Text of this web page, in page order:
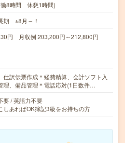
8時間 休憩1時間)
期 ※8月～！
円 月収例 203,200円～212,800円
仕訳伝票作成＊経費精算、会計ソフト入
理、備品管理＊電話応対(1日数件…
要 / 英語力不要
しあればOK簿記3級をお持ちの方